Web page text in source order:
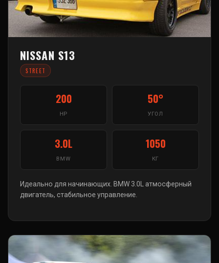
NISSAN S13
STREET
200
HP
50°
УГОЛ
3.0L
BMW
1050
КГ
Идеально для начинающих. BMW 3.0L атмосферный
двигатель, стабильное управление.